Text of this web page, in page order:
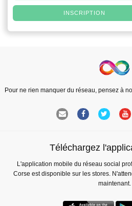
INSCRIPTION
Pour ne rien manquer du réseau, pensez à
Téléchargez
L'application mobile du réseau social
Corse est disponible sur les stores.
maintenant.